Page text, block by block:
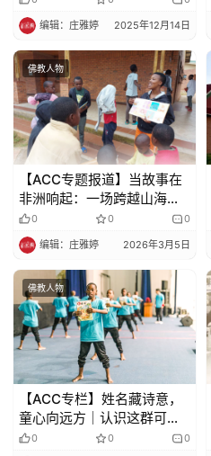
编辑：庄雅婷 2025年12月14日
佛教人物
【ACC专题报道】当故事在
非洲响起：一场跨越山海的
荐读会（上）
0 0 0
编辑：庄雅婷 2026年3月5日
佛教人物
【ACC专栏】姓名藏诗意，
童心向远方｜认识这群可爱
的非洲孩子（中）
0 0 0